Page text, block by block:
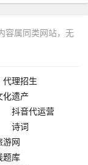
容属同类网站，无
代理招生
化遗产
抖音代运营
诗词
游网
题库